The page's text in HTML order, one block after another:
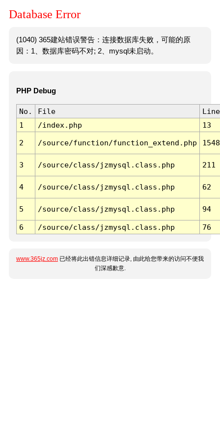
Database Error
(1040) 365建站错误警告：连接数据库失败，可能的原
因：1、数据库密码不对; 2、mysql未启动。
PHP Debug
No. File
Line
1
/index.php 13
2 /source/function/function_extend.php 1548
3 /source/class/jzmysql.class.php 211
4 /source/class/jzmysql.class.php 62
5 /source/class/jzmysql.class.php 94
6 /source/class/jzmysql.class.php 76
www.365jz.com 已经将此出错信息详细记录, 由此给您带来的访问不便我
们深感歉意.